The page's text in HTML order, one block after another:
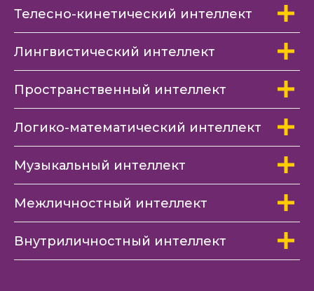
Телесно-кинетический интеллект
Лингвистический интеллект
Пространственный интеллект
Логико-математический интеллект
Музыкальный интеллект
Межличностный интеллект
Внутриличностный интеллект